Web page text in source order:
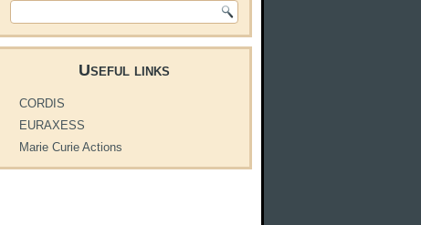
Search form
Useful links
CORDIS
EURAXESS
Marie Curie Actions